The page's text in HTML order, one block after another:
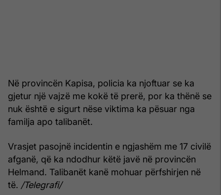
Në provincën Kapisa, policia ka njoftuar se ka
gjetur një vajzë me kokë të prerë, por ka thënë se
nuk është e sigurt nëse viktima ka pësuar nga
familja apo talibanët.
Vrasjet pasojnë incidentin e ngjashëm me 17 civilë
afganë, që ka ndodhur këtë javë në provincën
Helmand. Talibanët kanë mohuar përfshirjen në
të. /Telegrafi/